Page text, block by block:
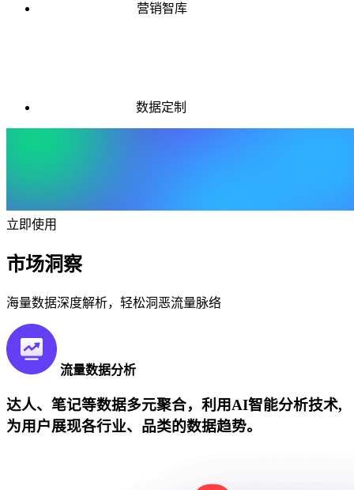
营销智库
数据定制
立即使用
市场洞察
海量数据深度解析，轻松洞恶流量脉络
流量数据分析
达人、笔记等数据多元聚合，利用AI智能分析技术,
为用户展现各行业、品类的数据趋势。